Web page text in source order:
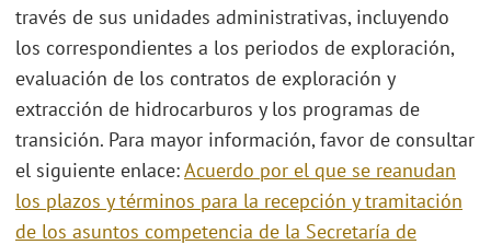
través de sus unidades administrativas, incluyendo
los correspondientes a los periodos de exploración,
evaluación de los contratos de exploración y
extracción de hidrocarburos y los programas de
transición. Para mayor información, favor de consultar
el siguiente enlace:Acuerdo por el que se reanudan
los plazos y términos para la recepción y tramitación
de los asuntos competencia de la Secretaría de